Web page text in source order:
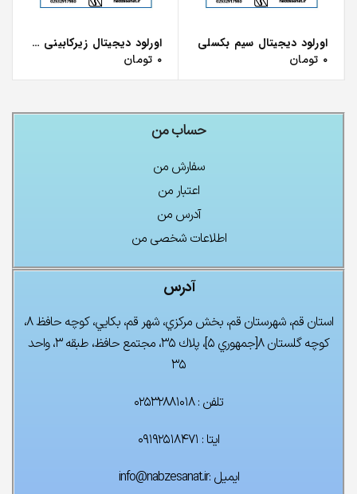
اورلود دیجیتال سیم بکسلی
۰ تومان
اورلود دیجیتال زیرکابینی مغناطیسی
۰ تومان
حساب من
سفارش من
اعتبار من
آدرس من
اطلاعات شخصی من
آدرس
استان قم، شهرستان قم، بخش مركزي، شهر قم، بكايي، كوچه حافظ ۸،
كوچه گلستان ۸[جمهوري ۵]، پلاك ۳۵، مجتمع حافظ، طبقه ۳، واحد
۳۵
تلفن : ۰۲۵۳۲۸۸۱۰۱۸
ایتا : ۰۹۱۹۲۵۱۸۴۷۱
ایمیل :info@nabzesanat.ir